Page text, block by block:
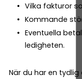
Vilka fakturor
Kommande
Eventuella
ledigheten.
När du har en